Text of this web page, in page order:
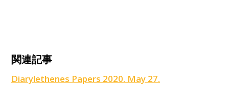
関連記事
Diarylethenes Papers 2020. May 27.